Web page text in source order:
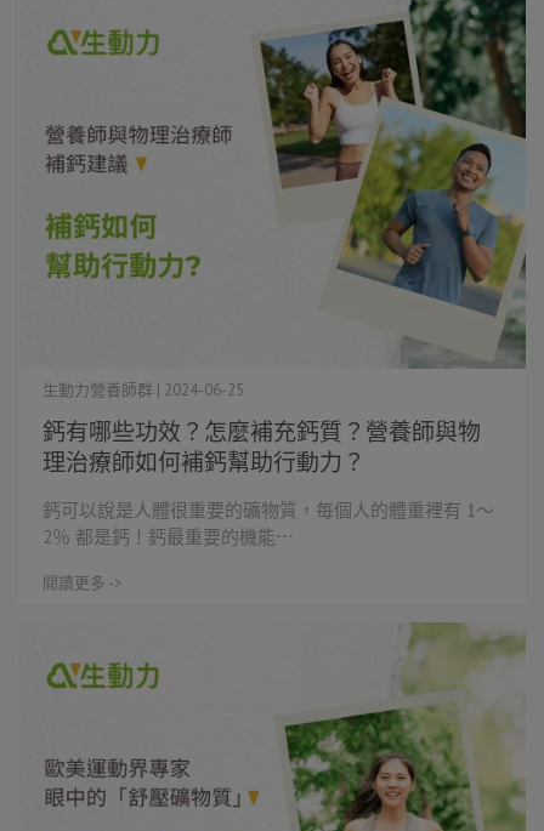
鈣有哪些功效？怎麼補充鈣質？營養師與物
理治療師如何補鈣幫助行動力？
生動力營養師群 | 2024-06-25
鈣可以說是人體很重要的礦物質，每個人的體重裡有 1～
2％ 都是鈣！鈣最重要的機能⋯
閱讀更多 ->